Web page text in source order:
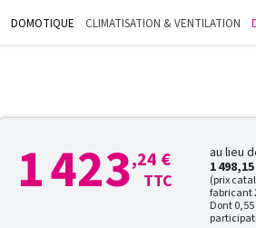
DOMOTIQUE CLIMATISATION & VENTILATION
1 423,24 €
TTC
au lieu
1
(prix
fabricant
Dont